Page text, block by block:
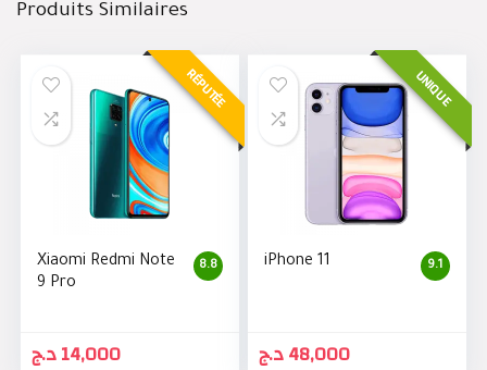
Produits Similaires
RÉPUTÉE
8.8
Xiaomi Redmi Note
9 Pro
14,000د.ج
UNIQUE
9.1
iPhone 11
48,000د.ج